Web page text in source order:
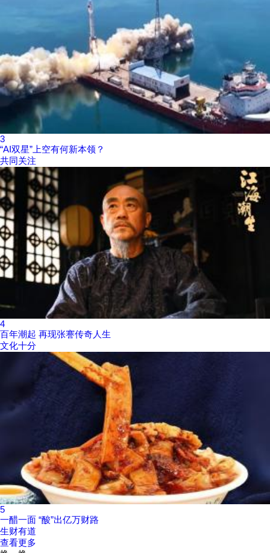
3
“AI双星”上空有何新本领？
共同关注
4
百年潮起 再现张謇传奇人生
文化十分
5
一醋一面 “酸”出亿万财路
生财有道
查看更多